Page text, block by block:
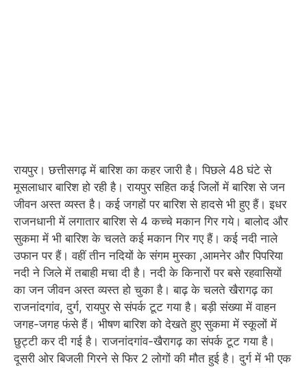
रायपुर। छत्तीसगढ़ में बारिश का कहर जारी है। पिछले 48 घंटे से
मूसलाधार बारिश हो रही है। रायपुर सहित कई जिलों में बारिश से जन
जीवन अस्त व्यस्त है। कई जगहों पर बारिश से हादसे भी हुए हैं। इधर
राजनधानी में लगातार बारिश से 4 कच्चे मकान गिर गये। बालोद और
सुकमा में भी बारिश के चलते कई मकान गिर गए हैं। कई नदी नाले
उफान पर हैं। वहीं तीन नदियों के संगम मुस्का ,आमनेर और पिपरिया
नदी ने जिले में तबाही मचा दी है। नदी के किनारों पर बसे रहवासियों
का जन जीवन अस्त व्यस्त हो चुका है। बाढ़ के चलते खैरागढ़ का
राजनांदगांव, दुर्ग, रायपुर से संपर्क टूट गया है। बड़ी संख्या में वाहन
जगह-जगह फंसे हैं। भीषण बारिश को देखते हुए सुकमा में स्कूलों में
छुट्टी कर दी गई है। राजनांदगांव-खैरागढ़ का संपर्क टूट गया है।
दूसरी ओर बिजली गिरने से फिर 2 लोगों की मौत हुई है। दुर्ग में भी एक